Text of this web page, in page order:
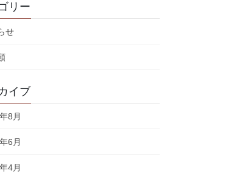
リー
せ
イブ
8月
6月
4月